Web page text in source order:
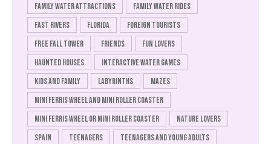
Family water attractions
Family water rides
Fast rivers
Florida
Foreign tourists
Free fall tower
Friends
Fun Lovers
Haunted houses
Interactive water games
Kids and family
Labyrinths
Mazes
Mini Ferris wheel and mini roller coaster
Mini Ferris wheel or mini roller coaster
Nature Lovers
Spain
Teenagers
Teenagers and young adults